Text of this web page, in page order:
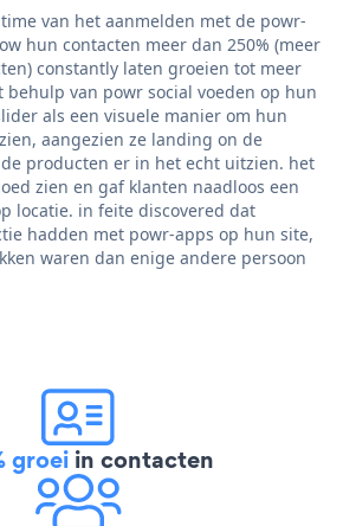
van het aanmelden met de powr-
hun contacten meer dan 250% (meer
constantly laten groeien tot meer
behulp van powr social voeden op hun
als een visuele manier om hun
aangezien ze landing on de
producten er in het echt uitzien. het
zien en gaf klanten naadloos een
locatie. in feite discovered dat
hadden met powr-apps op hun site,
waren dan enige andere persoon
groei in contacten